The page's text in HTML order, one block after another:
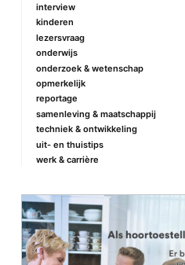
interview
kinderen
lezersvraag
onderwijs
onderzoek & wetenschap
opmerkelijk
reportage
samenleving & maatschappij
techniek & ontwikkeling
uit- en thuistips
werk & carrière